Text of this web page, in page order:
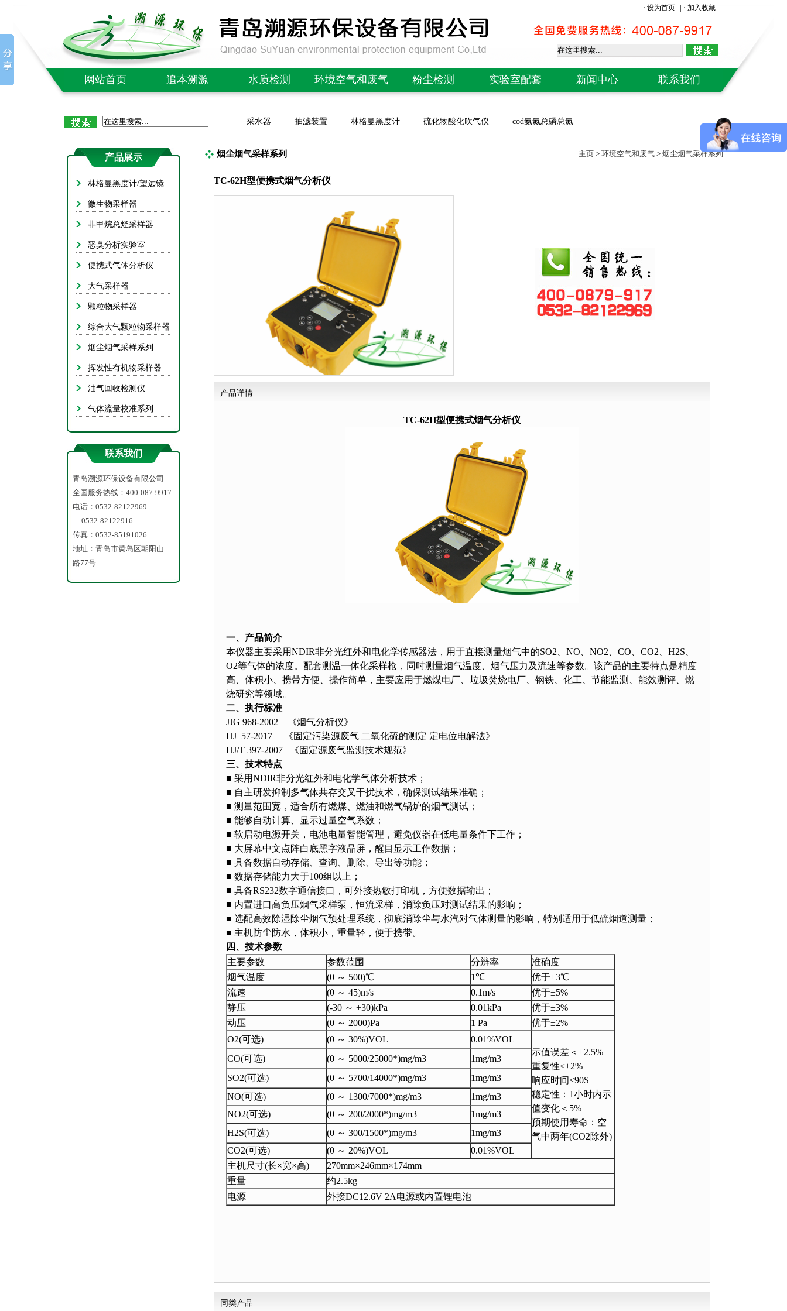
· 设为首页 | · 加入收藏
网站首页 追本溯源
企业文化
水质检测
氨氮检测仪
总磷检测仪
BOD测定仪
自动水质采样器
COD消解器
吹气仪
环境空气和废气
微生物采样器
便携式气体分析仪
大气采样器
综合大气颗粒物采样器
烟尘烟气采样系列
挥发性有机物采样器
油气回收检测仪
气体流量校准系列
粉尘检测
在线粉尘检测仪
便携式管道粉尘检测仪
实验室配套
电导率仪
新闻中心 联系我们
采水器 抽滤装置 林格曼黑度计 硫化物酸化吹气仪 cod氨氮总磷总氮
产品展示
林格曼黑度计/望远镜
微生物采样器
非甲烷总烃采样器
恶臭分析实验室
便携式气体分析仪
大气采样器
颗粒物采样器
综合大气颗粒物采样器
烟尘烟气采样系列
挥发性有机物采样器
油气回收检测仪
气体流量校准系列
联系我们
青岛溯源环保设备有限公司
全国服务热线：400-087-9917
电话：0532-82122969
0532-82122916
传真：0532-85191026
地址：青岛市黄岛区朝阳山
路77号
烟尘烟气采样系列 主页 > 环境空气和废气 > 烟尘烟气采样系列
TC-62H型便携式烟气分析仪
产品详情
TC-62H型便携式烟气分析仪
一、产品简介
本仪器主要采用NDIR非分光红外和电化学传感器法，用于直接测量烟气中的SO2、NO、NO2、CO、CO2、H2S、
O2等气体的浓度。配套测温一体化采样枪，同时测量烟气温度、烟气压力及流速等参数。该产品的主要特点是精度
高、体积小、携带方便、操作简单，主要应用于燃煤电厂、垃圾焚烧电厂、钢铁、化工、节能监测、能效测评、燃
烧研究等领域。
二、执行标准
JJG 968-2002 《烟气分析仪》
HJ 57-2017 《固定污染源废气 二氧化硫的测定 定电位电解法》
HJ/T 397-2007 《固定源废气监测技术规范》
三、技术特点
■ 采用NDIR非分光红外和电化学气体分析技术；
■ 自主研发抑制多气体共存交叉干扰技术，确保测试结果准确；
■ 测量范围宽，适合所有燃煤、燃油和燃气锅炉的烟气测试；
■ 能够自动计算、显示过量空气系数；
■ 软启动电源开关，电池电量智能管理，避免仪器在低电量条件下工作；
■ 大屏幕中文点阵白底黑字液晶屏，醒目显示工作数据；
■ 具备数据自动存储、查询、删除、导出等功能；
■ 数据存储能力大于100组以上；
■ 具备RS232数字通信接口，可外接热敏打印机，方便数据输出；
■ 内置进口高负压烟气采样泵，恒流采样，消除负压对测试结果的影响；
■ 选配高效除湿除尘烟气预处理系统，彻底消除尘与水汽对气体测量的影响，特别适用于低硫烟道测量；
■ 主机防尘防水，体积小，重量轻，便于携带。
四、技术参数
主要参数
参数范围 分辨率
准确度
烟气温度
(0 ～ 500)℃ 1℃
优于±3℃
流速
(0 ～ 45)m/s 0.1m/s
优于±5%
静压
(-30 ～ +30)kPa 0.01kPa
优于±3%
动压
(0 ～ 2000)Pa 1 Pa
优于±2%
O2(可选)
(0 ～ 30%)VOL
0.01%VOL
示值误差＜±2.5%
重复性≤±2%
响应时间≤90S
稳定性：1小时内示
值变化＜5%
预期使用寿命：空
气中两年(CO2除外)
CO(可选) (0 ～ 5000/25000*)mg/m3
1mg/m3
SO2(可选)
(0 ～ 5700/14000*)mg/m3
1mg/m3
NO(可选)
(0 ～ 1300/7000*)mg/m3
1mg/m3
NO2(可选)
(0 ～ 200/2000*)mg/m3
1mg/m3
H2S(可选)
(0 ～ 300/1500*)mg/m3
1mg/m3
CO2(可选)
(0 ～ 20%)VOL
0.01%VOL
主机尺寸(长×宽×高)
270mm×246mm×174mm
重量
约2.5kg
电源
外接DC12.6V 2A电源或内置锂电池
同类产品